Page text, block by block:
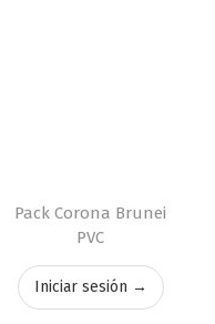
Pack Corona Brunei
PVC
Iniciar sesión →